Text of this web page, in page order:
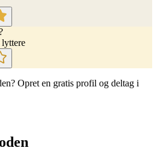
Opret en gratis profil og deltag i